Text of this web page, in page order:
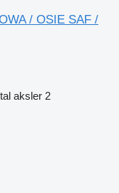
/ OSIE SAF /
aksler 2